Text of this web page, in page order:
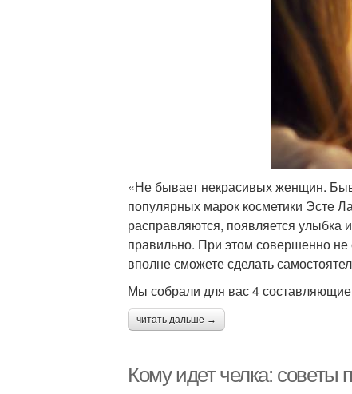
«Не бывает некрасивых женщин.
популярных марок косметики Эсте
расправляются, появляется улыбка
правильно. При этом совершенно
вполне сможете сделать
Мы собрали для вас 4
читать дальше →
Кому идет челка: советы